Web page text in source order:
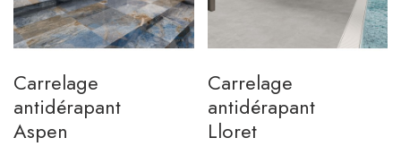
Carrelage
antidérapant
Aspen
Carrelage
antidérapant
Lloret